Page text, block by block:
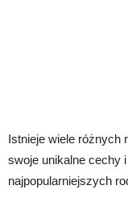
Istnieje wiele różnych
swoje unikalne cechy
najpopularniejszych